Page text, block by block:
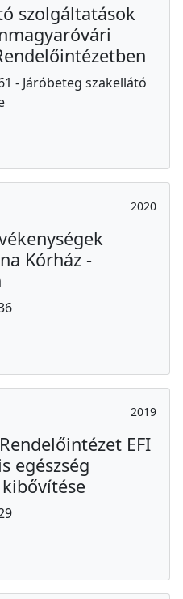
szolgáltatások
- Járóbeteg szakellátó
2020
Kórház -
2019
EFI
egészség